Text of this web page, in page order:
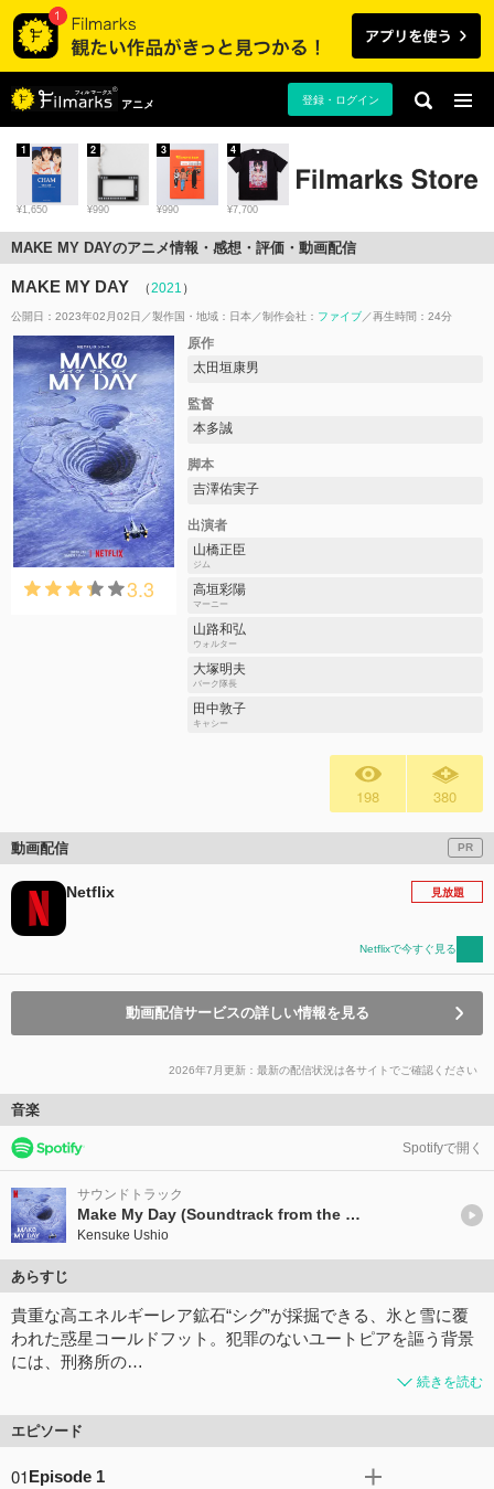
アニメ 登録・ログイン
¥1,650
1
¥990
2
¥990
3
¥7,700
4
MAKE MY DAYのアニメ情報・感想・評価・動画配信
MAKE MY DAY （2021 ）
公開日：2023年02月02日 製作国・地域： 日本 制作会社： ファイブ 再生時間：24分
3.3
原作
太田垣康男
監督
本多誠
脚本
吉澤佑実子
出演者
山橋正臣
ジム
高垣彩陽
マーニー
山路和弘
ウォルター
大塚明夫
バーク隊長
田中敦子
キャシー
198 380
動画配信 PR
Netflix 見放題
Netflixで今すぐ見る
動画配信サービスの詳しい情報を見る
2026年7月更新：最新の配信状況は各サイトでご確認ください
音楽
Spotifyで開く
サウンドトラック
Make My Day (Soundtrack from the Netflix Series)
Kensuke Ushio
あらすじ
貴重な高エネルギーレア鉱石“シグ”が採掘できる、氷と雪に覆
われた惑星コールドフット。犯罪のないユートピアを謳う背景
には、刑務所の…
続きを読む
エピソード
01Episode 1